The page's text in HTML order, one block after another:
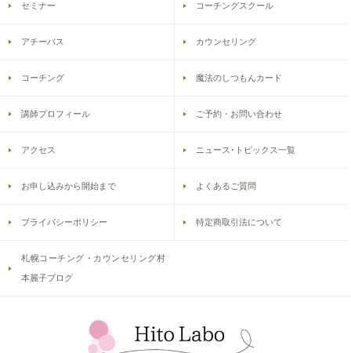
セミナー コーチングスクール
アチーバス カウンセリング
コーチング 魔法のしつもんカード
講師プロフィール ご予約・お問い合わせ
アクセス ニュース･トピックス一覧
お申し込みから開始まで よくあるご質問
プライバシーポリシー 特定商取引法について
札幌コーチング・カウンセリング村
本麗子ブログ